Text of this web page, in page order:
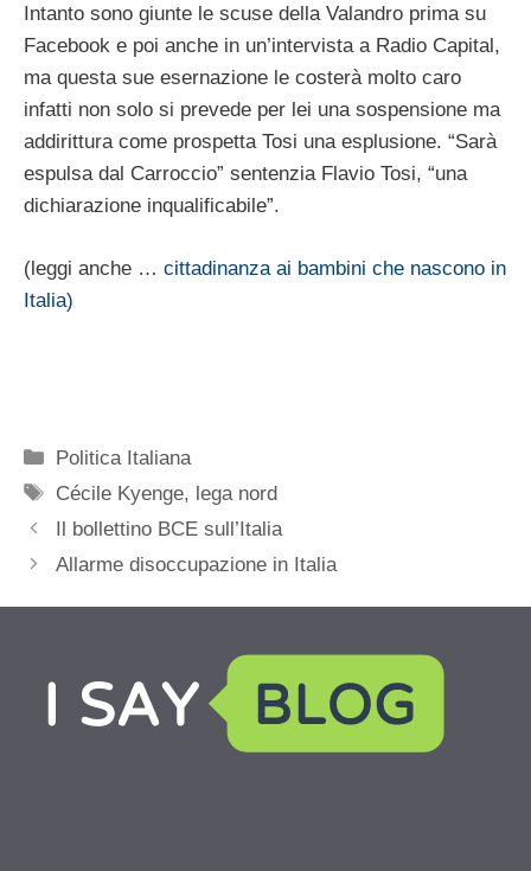
Intanto sono giunte le scuse della Valandro prima su
Facebook e poi anche in un’intervista a Radio Capital,
ma questa sue esernazione le costerà molto caro
infatti non solo si prevede per lei una sospensione ma
addirittura come prospetta Tosi una esplusione. “Sarà
espulsa dal Carroccio” sentenzia Flavio Tosi, “una
dichiarazione inqualificabile”.
(leggi anche … cittadinanza ai bambini che nascono in
Italia)
Categorie
Politica Italiana
Tag
Cécile Kyenge, lega nord
Il bollettino BCE sull’Italia
Allarme disoccupazione in Italia